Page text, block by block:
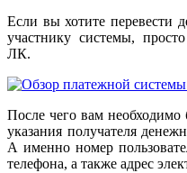
Если вы хотите перевести
участнику системы,
ЛК.
После чего вам необходимо
указания получателя
А именно номер
телефона, а также адрес